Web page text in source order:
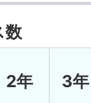
数
2年 3年